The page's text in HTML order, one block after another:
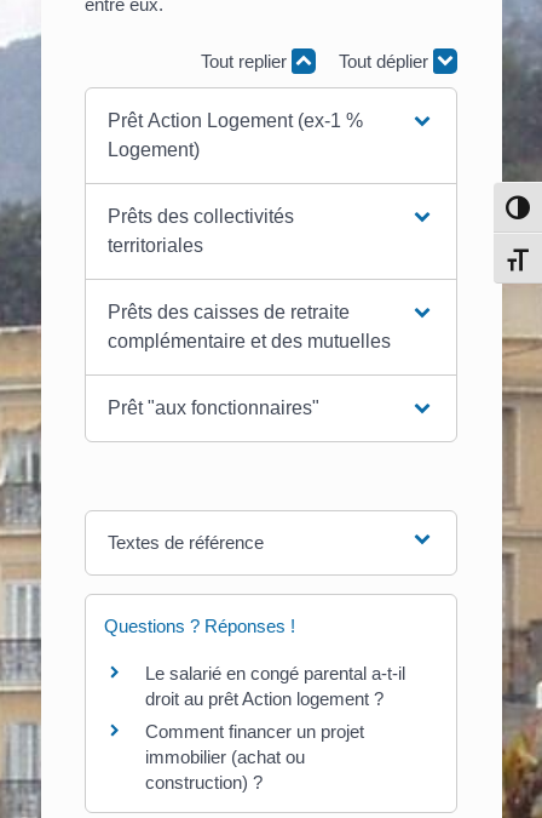
Tout replier Tout déplier
Prêt Action Logement (ex-1 %
Logement)
Prêts des collectivités
territoriales
Prêts des caisses de retraite
complémentaire et des mutuelles
Prêt "aux fonctionnaires"
Textes de référence
Questions ? Réponses !
Le salarié en congé parental a-t-il
droit au prêt Action logement ?
Comment financer un projet
immobilier (achat ou
construction) ?